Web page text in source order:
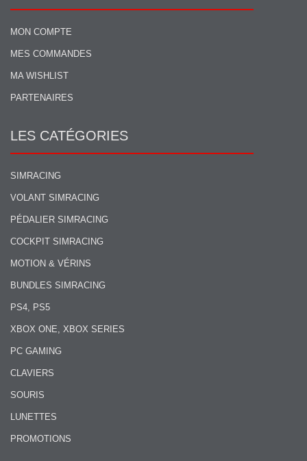
MON COMPTE
MES COMMANDES
MA WISHLIST
PARTENAIRES
LES CATÉGORIES
SIMRACING
VOLANT SIMRACING
PÉDALIER SIMRACING
COCKPIT SIMRACING
MOTION & VÉRINS
BUNDLES SIMRACING
PS4, PS5
XBOX ONE, XBOX SERIES
PC GAMING
CLAVIERS
SOURIS
LUNETTES
PROMOTIONS